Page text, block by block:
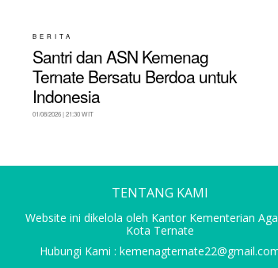
BERITA
Santri dan ASN Kemenag
Ternate Bersatu Berdoa untuk
Indonesia
01/08/2026 | 21:30 WIT
TENTANG KAMI
Website ini dikelola oleh Kantor Kementerian
Kota Ternate
Hubungi Kami :